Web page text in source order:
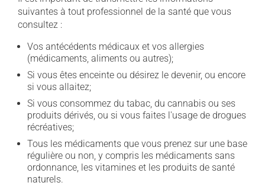
suivantes à tout professionnel de la santé que vous
consultez :
Vos antécédents médicaux et vos allergies
(médicaments, aliments ou autres);
Si vous êtes enceinte ou désirez le devenir, ou encore
si vous allaitez;
Si vous consommez du tabac, du cannabis ou ses
produits dérivés, ou si vous faites l'usage de drogues
récréatives;
Tous les médicaments que vous prenez sur une base
régulière ou non, y compris les médicaments sans
ordonnance, les vitamines et les produits de santé
naturels.